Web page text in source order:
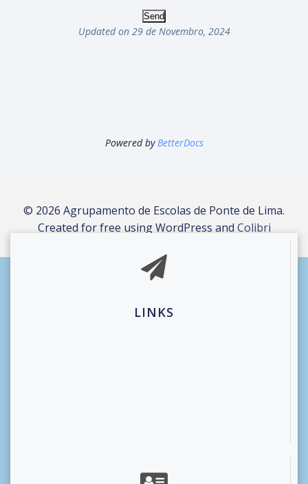
Updated on 29 de Novembro, 2024
Powered byBetterDocs
© 2026 Agrupamento de Escolas de Ponte de Lima.
Created for free using WordPress andColibri
LINKS